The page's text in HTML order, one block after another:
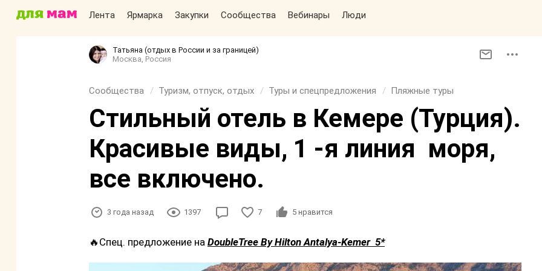
Лента Ярмарка Закупки Сообщества Вебинары Люди
Татьяна (отдых в России и за границей)
Москва, Россия
Сообщества Туризм, отпуск, отдых Туры и спецпредложения Пляжные туры
Стильный отель в Кемере (Турция).
Красивые виды, 1 -я линия моря,
все включено.
3 года назад 1397 7 5 нравится
🔥Спец. предложение на DoubleTree By Hilton Antalya-Kemer 5*